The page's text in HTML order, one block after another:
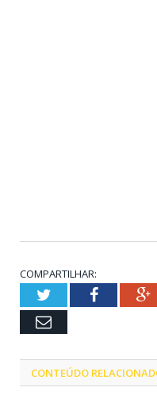
COMPARTILHAR:
TwitterFacebook
Email
CONTEÚDO